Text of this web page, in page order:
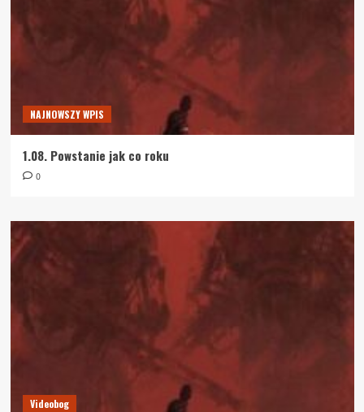
NAJNOWSZY WPIS
1.08. Powstanie jak co roku
0
Videobog